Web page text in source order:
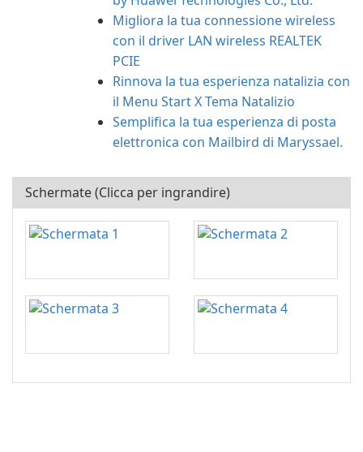
Migliora la tua connessione wireless
con il driver LAN wireless REALTEK
PCIE
Rinnova la tua esperienza natalizia con
il Menu Start X Tema Natalizio
Semplifica la tua esperienza di posta
elettronica con Mailbird di Maryssael.
Schermate (Clicca per ingrandire)